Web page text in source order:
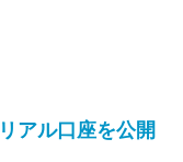
アル口座を公開